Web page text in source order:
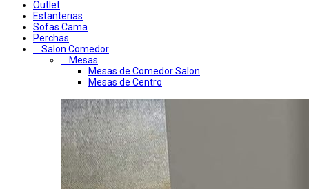
Outlet
Estanterias
Sofas Cama
Perchas
Salon Comedor
Mesas
Mesas de Comedor Salon
Mesas de Centro